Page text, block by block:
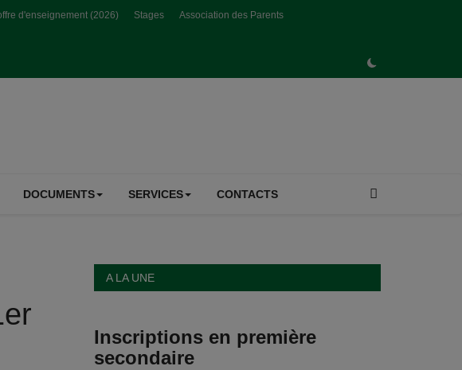
d'enseignement (2026) Stages Association des Parents
DOCUMENTS SERVICES CONTACTS
A LA UNE
Inscriptions en première
secondaire